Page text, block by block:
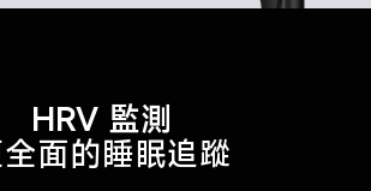
HRV 監測
面的睡眠追蹤